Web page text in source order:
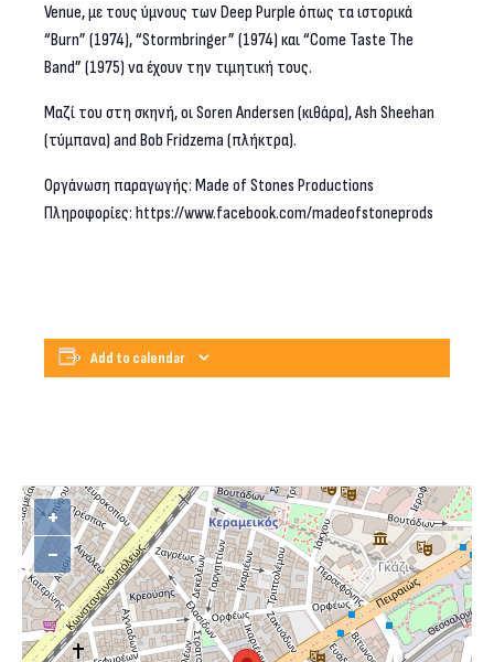
Venue, με τους ύμνους των Deep Purple όπως τα ιστορικά
“Burn” (1974), “Stormbringer” (1974) και “Come Taste Τhe
Band” (1975) να έχουν την τιμητική τους.
Μαζί του στη σκηνή, οι Soren Andersen (κιθάρα), Ash Sheehan
(τύμπανα) and Bob Fridzema (πλήκτρα).
Οργάνωση παραγωγής: Made of Stones Productions
Πληροφορίες: https://www.facebook.com/madeofstoneprods
Add to calendar
+
−